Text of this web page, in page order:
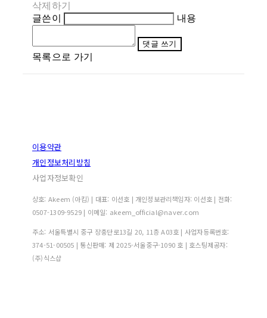
삭제하기
글쓴이
내용
댓글 쓰기
목록으로 가기
이용약관
개인정보처리방침
사업자정보확인
상호: Akeem (아킴) | 대표: 이선호 | 개인정보관리책임자: 이선호 | 전화:
0507-1309-9529 | 이메일: akeem_official@naver.com
주소: 서울특별시 중구 장충단로13길 20, 11층 A03호 | 사업자등록번호:
374-51-00505 | 통신판매: 제 2025-서울중구-1090 호 | 호스팅제공자:
(주)식스샵